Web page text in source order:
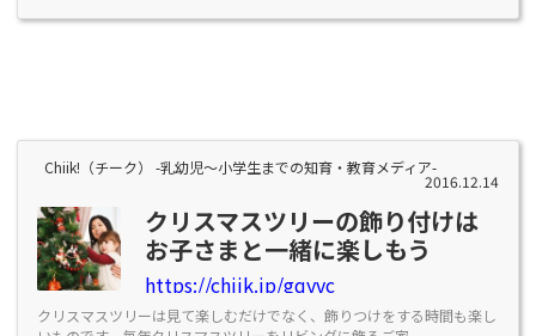
Chiik!（チーク） -乳幼児〜小学生までの知育・教育メディア-
2016.12.14
クリスマスツリーの飾り付けは
お子さまと一緒に楽しもう
https://chiik.jp/gqyvc
クリスマスツリーは見て楽しむだけでなく、飾りつけをする時間も楽し